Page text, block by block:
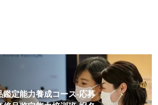
能力養成コース-応募